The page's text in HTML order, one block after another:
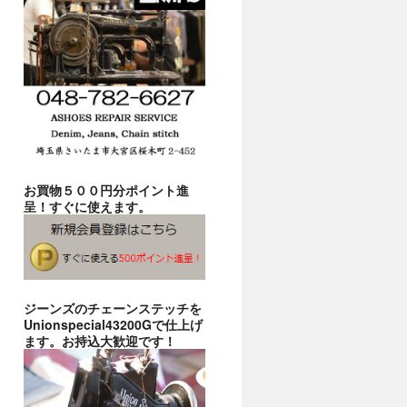
お買物５００円分ポイント進
呈！すぐに使えます。
ジーンズのチェーンステッチを
Unionspecial43200Gで仕上げ
ます。お持込大歓迎です！